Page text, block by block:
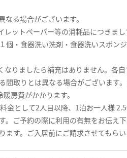
る場合がございます。
ットペーパー等の消耗品につきまし
・食器洗い洗剤・食器洗いスポン
りましたら補充はありません。各自
取りとは異なる場合がございます。
房費がかかります。
として2人目以降、1泊お一人様
ご予約の際に利用の有無をお伝え
す。ご入居前にご請求させてもらい